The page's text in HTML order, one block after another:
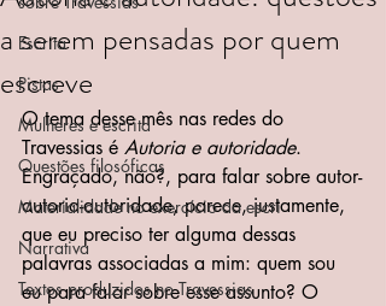
Escrita
Pistas
Mulheres e escrita
Questões filosóficas
Materialidade no exercício da escri
Narrativa
Textos produzidos no Travessias
a serem pensadas por quem
escreve
O tema desse mês nas redes do
Travessias é Autoria e autoridade.
Engraçado, não?, para falar sobre autor-
autoria-autoridade, parece, justamente,
que eu preciso ter alguma dessas
palavras associadas a mim: quem sou
eu para falar sobre esse assunto? O